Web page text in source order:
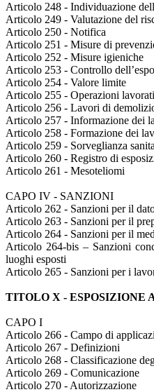
Articolo 248 - Individuazione
Articolo 249 - Valutazione del
Articolo 250 - Notifica
Articolo 251 - Misure di
Articolo 252 - Misure igieniche
Articolo 253 - Controllo
Articolo 254 - Valore limite
Articolo 255 - Operazioni
Articolo 256 - Lavori di
Articolo 257 - Informazione dei
Articolo 258 - Formazione dei
Articolo 259 - Sorveglianza
Articolo 260 - Registro di
Articolo 261 - Mesoteliomi
CAPO IV - SANZIONI
Articolo 262 - Sanzioni per il
Articolo 263 - Sanzioni per il
Articolo 264 - Sanzioni per il
Articolo 264-bis – Sanzioni
luoghi esposti
Articolo 265 - Sanzioni per i
TITOLO X - ESPOSIZIONE
CAPO I
Articolo 266 - Campo di
Articolo 267 - Definizioni
Articolo 268 - Classificazione
Articolo 269 - Comunicazione
Articolo 270 - Autorizzazione